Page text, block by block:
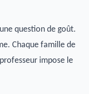
question de goût.
Chaque famille de
impose le